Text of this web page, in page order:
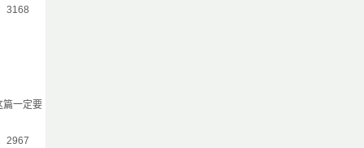
3168
篇一定要
2967